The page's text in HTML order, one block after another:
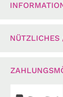
NÜTZLICHES